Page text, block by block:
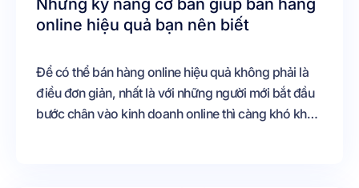
Những kỹ năng cơ bản giúp bán hàng
online hiệu quả bạn nên biết
Để có thể bán hàng online hiệu quả không phải là
điều đơn giản, nhất là với những người mới bắt đầu
bước chân vào kinh doanh online thì càng khó khăn